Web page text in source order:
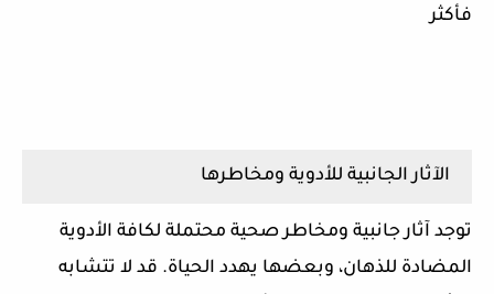
فأكثر
الآثار الجانبية للأدوية ومخاطرها
توجد آثار جانبية ومخاطر صحية محتملة لكافة الأدوية
المضادة للذهان، وبعضها يهدد الحياة. قد لا تتشابه